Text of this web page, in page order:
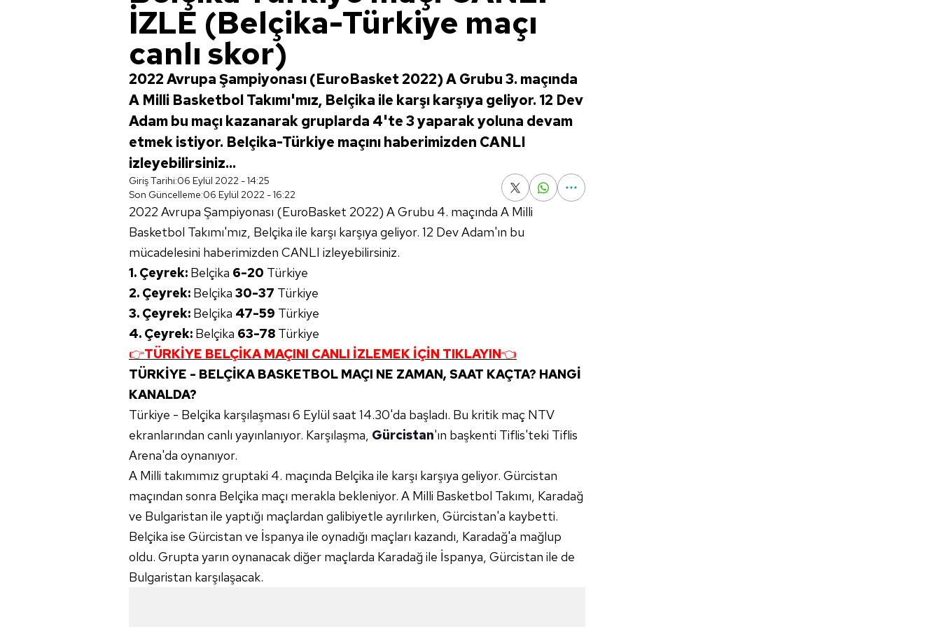
İZLE (Belçika-Türkiye maçı
canlı skor)
2022 Avrupa Şampiyonası (EuroBasket 2022) A Grubu 3. maçında
A Milli Basketbol Takımı'mız, Belçika ile karşı karşıya geliyor. 12 Dev
Adam bu maçı kazanarak gruplarda 4'te 3 yaparak yoluna devam
etmek istiyor. Belçika-Türkiye maçını haberimizden CANLI
izleyebilirsiniz...
Giriş Tarihi:06 Eylül 2022 - 14:25
Son Güncelleme:06 Eylül 2022 - 16:22
2022 Avrupa Şampiyonası (EuroBasket 2022) A Grubu 4. maçında A Milli
Basketbol Takımı'mız, Belçika ile karşı karşıya geliyor. 12 Dev Adam'ın bu
mücadelesini haberimizden CANLI izleyebilirsiniz.
1. Çeyrek: Belçika 6-20 Türkiye
2. Çeyrek: Belçika 30-37 Türkiye
3. Çeyrek: Belçika 47-59 Türkiye
4. Çeyrek: Belçika 63-78 Türkiye
👉TÜRKİYE BELÇİKA MAÇINI CANLI İZLEMEK İÇİN TIKLAYIN👈
TÜRKİYE - BELÇİKA BASKETBOL MAÇI NE ZAMAN, SAAT KAÇTA? HANGİ
KANALDA?
Türkiye - Belçika karşılaşması 6 Eylül saat 14.30'da başladı. Bu kritik maç NTV
ekranlarından canlı yayınlanıyor. Karşılaşma, Gürcistan'ın başkenti Tiflis'teki Tiflis
Arena'da oynanıyor.
A Milli takımımız gruptaki 4. maçında Belçika ile karşı karşıya geliyor. Gürcistan
maçından sonra Belçika maçı merakla bekleniyor. A Milli Basketbol Takımı, Karadağ
ve Bulgaristan ile yaptığı maçlardan galibiyetle ayrılırken, Gürcistan'a kaybetti.
Belçika ise Gürcistan ve İspanya ile oynadığı maçları kazandı, Karadağ'a mağlup
oldu. Grupta yarın oynanacak diğer maçlarda Karadağ ile İspanya, Gürcistan ile de
Bulgaristan karşılaşacak.